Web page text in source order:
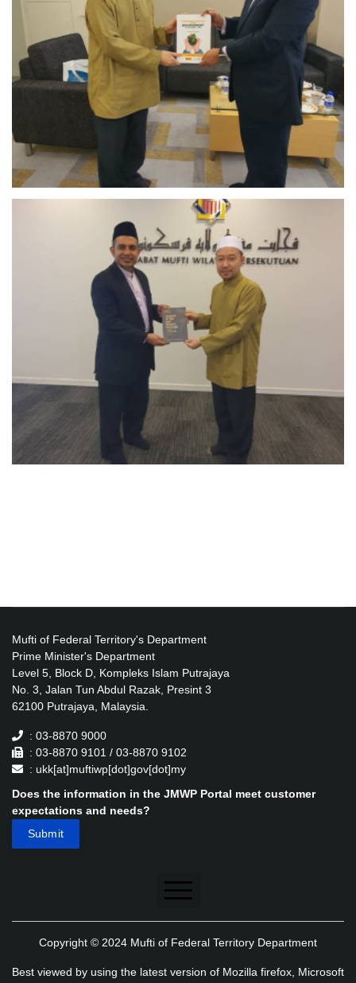
Mufti of Federal Territory's Department
Prime Minister's Department
Level 5, Block D, Kompleks Islam Putrajaya
No. 3, Jalan Tun Abdul Razak, Presint 3
62100 Putrajaya, Malaysia.
: 03-8870 9000
: 03-8870 9101 / 03-8870 9102
: ukk[at]muftiwp[dot]gov[dot]my
Does the information in the JMWP Portal meet customer
expectations and needs?
Disclaimer
Copyright © 2024 Mufti of Federal Territory Department
Best viewed by using the latest version of Mozilla firefox, Microsoft